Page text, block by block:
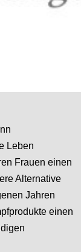
Leben
Frauen einen
Alternative
Jahren
einen